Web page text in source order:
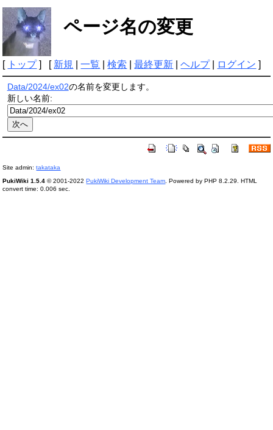
ページ名の変更
[ トップ] [ 新規 |一覧 |検索 |最終更新 |ヘルプ| ログイン ]
Data/2024/ex02の名前を変更します。
新しい名前:
Site admin:takataka
PukiWiki 1.5.4 © 2001-2022PukiWiki Development Team . Powered by PHP 8.2.29. HTML
convert time: 0.006 sec.